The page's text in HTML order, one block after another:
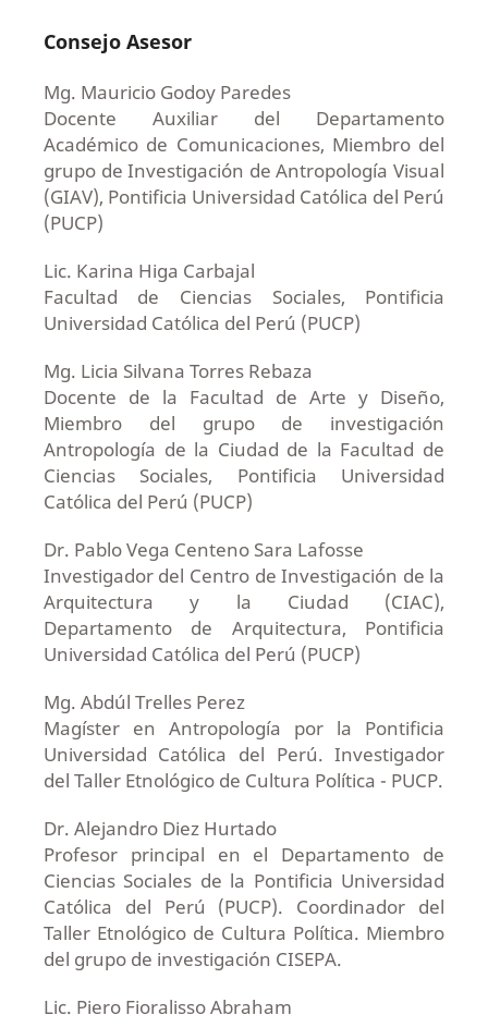
Consejo Asesor
Mg. Mauricio Godoy Paredes
Docente Auxiliar del Departamento
Académico de Comunicaciones, Miembro del
grupo de Investigación de Antropología Visual
(GIAV), Pontificia Universidad Católica del Perú
(PUCP)
Lic. Karina Higa Carbajal
Facultad de Ciencias Sociales, Pontificia
Universidad Católica del Perú (PUCP)
Mg. Licia Silvana Torres Rebaza
Docente de la Facultad de Arte y Diseño,
Miembro del grupo de investigación
Antropología de la Ciudad de la Facultad de
Ciencias Sociales, Pontificia Universidad
Católica del Perú (PUCP)
Dr. Pablo Vega Centeno Sara Lafosse
Investigador del Centro de Investigación de la
Arquitectura y la Ciudad (CIAC),
Departamento de Arquitectura, Pontificia
Universidad Católica del Perú (PUCP)
Mg. Abdúl Trelles Perez
Magíster en Antropología por la Pontificia
Universidad Católica del Perú. Investigador
del Taller Etnológico de Cultura Política - PUCP.
Dr. Alejandro Diez Hurtado
Profesor principal en el Departamento de
Ciencias Sociales de la Pontificia Universidad
Católica del Perú (PUCP). Coordinador del
Taller Etnológico de Cultura Política. Miembro
del grupo de investigación CISEPA.
Lic. Piero Fioralisso Abraham